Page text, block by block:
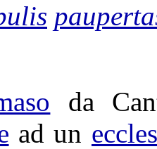
da
ad un